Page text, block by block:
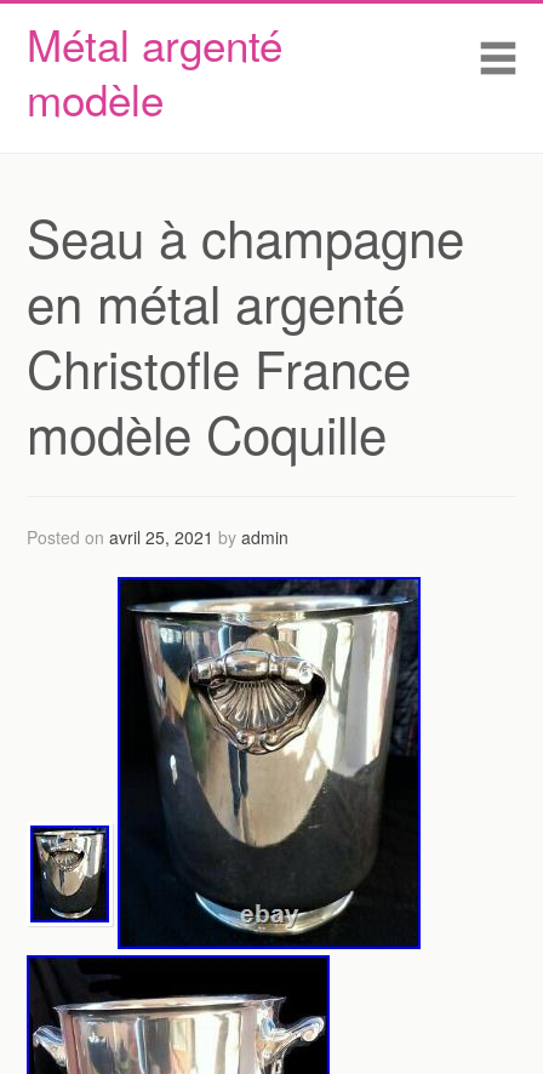
Métal argenté
modèle
Skip to content
Accueil
Conditions d’utilisation
Seau à champagne
en métal argenté
Christofle France
modèle Coquille
Posted onavril 25, 2021 byadmin